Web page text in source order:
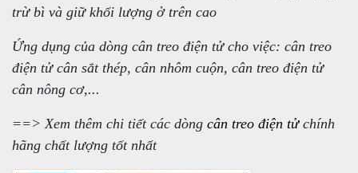
trừ bì và giữ khối lượng ở trên cao
Ứng dụng của dòng cân treo điện tử cho việc: cân treo
điện tử cân sắt thép, cân nhôm cuộn, cân treo điện tử
cân nông cơ,...
==> Xem thêm chi tiết các dòng cân treo điện tửchính
hãng chất lượng tốt nhất